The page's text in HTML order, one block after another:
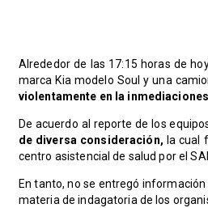
Alrededor de las 17:15 horas de
marca Kia modelo Soul y una
violentamente en la
De acuerdo al reporte de los
de diversa consideración, la cual
centro asistencial de salud por el
En tanto, no se entregó
materia de indagatoria de los